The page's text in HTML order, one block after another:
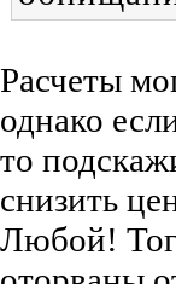
Расчеты
однако
то
снизить
Любой!